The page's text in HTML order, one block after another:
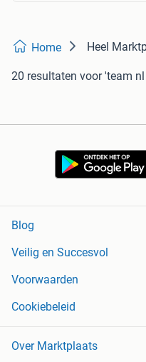
Home Heel
20 resultaten voor 'team
Blog
Veilig en Succesvol
Voorwaarden
Cookiebeleid
Over Marktplaats